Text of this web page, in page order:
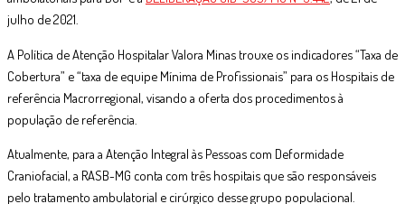
julho de 2021.
A Política de Atenção Hospitalar Valora Minas trouxe os indicadores “Taxa de
Cobertura” e “taxa de equipe Mínima de Profissionais” para os Hospitais de
referência Macrorregional, visando a oferta dos procedimentos à
população de referência.
Atualmente, para a Atenção Integral às Pessoas com Deformidade
Craniofacial, a RASB-MG conta com três hospitais que são responsáveis
pelo tratamento ambulatorial e cirúrgico desse grupo populacional.